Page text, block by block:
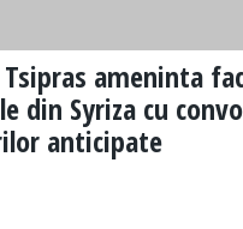
ameninta
din Syriza cu
anticipate